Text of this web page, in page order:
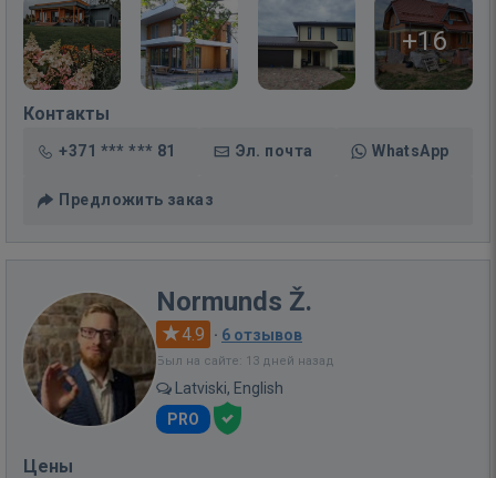
+16
Контакты
+371 *** *** 81 Эл. почта WhatsApp
Предложить заказ
Normunds Ž.
4.9 · 6 отзывов
Был на сайте: 13 дней назад
Latviski, English
PRO
Цены